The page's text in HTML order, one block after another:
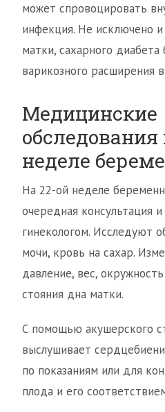
может спровоцировать
инфекция. Не исключено и
матки, сахарного
варикозного расширения
Медицинские
обследования
неделе
На 22-ой неделе
очередная консультация
гинекологом. Исследуют
мочи, кровь на сахар.
давление, вес,
стояния дна матки.
С помощью акушерского
выслушивает
по показаниям или для
плода и его